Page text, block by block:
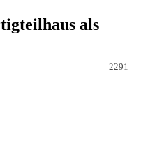
als
2291